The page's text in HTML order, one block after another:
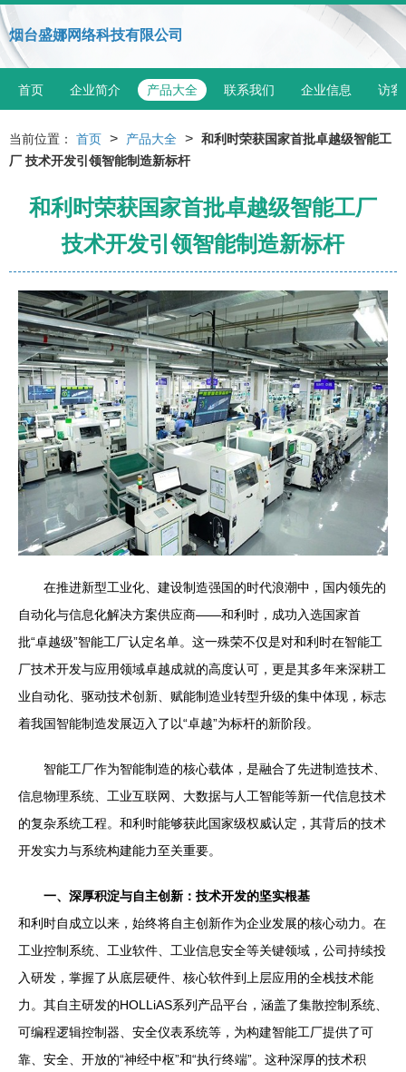
烟台盛娜网络科技有限公司
首页 企业简介 产品大全 联系我们 企业信息 访客
当前位置： 首页 > 产品大全 > 和利时荣获国家首批卓越级智能工
厂 技术开发引领智能制造新标杆
和利时荣获国家首批卓越级智能工厂
技术开发引领智能制造新标杆
在推进新型工业化、建设制造强国的时代浪潮中，国内领先的
自动化与信息化解决方案供应商——和利时，成功入选国家首
批“卓越级”智能工厂认定名单。这一殊荣不仅是对和利时在智能工
厂技术开发与应用领域卓越成就的高度认可，更是其多年来深耕工
业自动化、驱动技术创新、赋能制造业转型升级的集中体现，标志
着我国智能制造发展迈入了以“卓越”为标杆的新阶段。
智能工厂作为智能制造的核心载体，是融合了先进制造技术、
信息物理系统、工业互联网、大数据与人工智能等新一代信息技术
的复杂系统工程。和利时能够获此国家级权威认定，其背后的技术
开发实力与系统构建能力至关重要。
一、深厚积淀与自主创新：技术开发的坚实根基
和利时自成立以来，始终将自主创新作为企业发展的核心动力。在
工业控制系统、工业软件、工业信息安全等关键领域，公司持续投
入研发，掌握了从底层硬件、核心软件到上层应用的全栈技术能
力。其自主研发的HOLLiAS系列产品平台，涵盖了集散控制系统、
可编程逻辑控制器、安全仪表系统等，为构建智能工厂提供了可
靠、安全、开放的“神经中枢”和“执行终端”。这种深厚的技术积